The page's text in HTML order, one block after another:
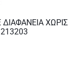
ΧΩΡΙΣ